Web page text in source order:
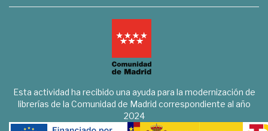
Esta actividad ha recibido una ayuda para la modernización de
librerías de la Comunidad de Madrid correspondiente al año
2024